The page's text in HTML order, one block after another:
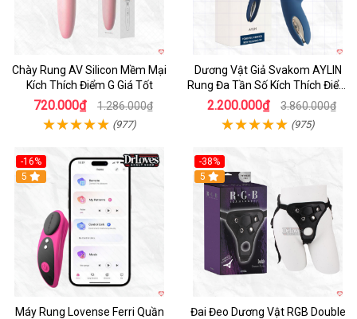
Chày Rung AV Silicon Mềm Mại
Kích Thích Điểm G Giá Tốt
720.000₫ 1.286.000₫
(977)
Dương Vật Giả Svakom AYLIN
Rung Đa Tần Số Kích Thích Điểm
G
2.200.000₫ 3.860.000₫
(975)
-16%
Hot
5
Máy Rung Lovense Ferri Quần
-38%
Hot
5
Đai Đeo Dương Vật RGB Double